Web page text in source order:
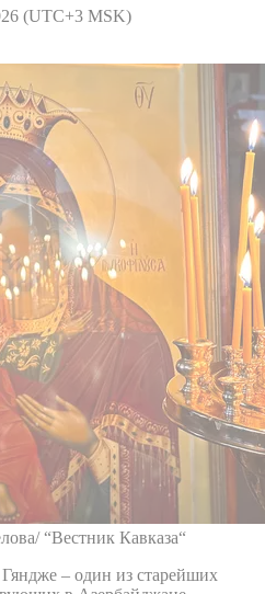
(UTC+3 MSK)
“Вестник Кавказа“
– один из старейших